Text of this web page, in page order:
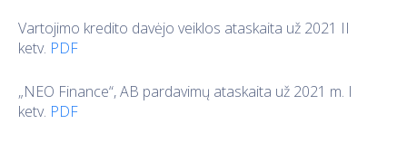
Vartojimo kredito davėjo veiklos ataskaita už 2021 II
ketv. PDF
„NEO Finance“, AB pardavimų ataskaita už 2021 m. I
ketv. PDF